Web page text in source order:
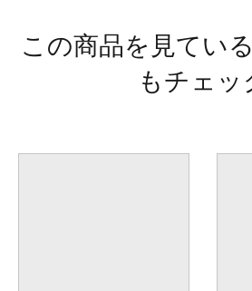
この商品を見てい
もチェッ